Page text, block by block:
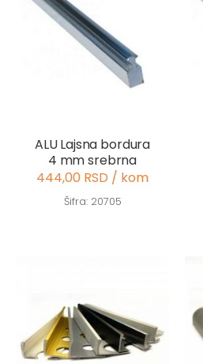
ALU Lajsna bordura
4 mm srebrna
444,00 RSD / kom
Šifra: 20705